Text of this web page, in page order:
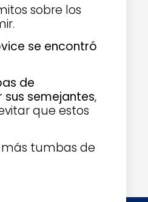
sobre los
se encontró
de
semejantes,
que estos
tumbas de